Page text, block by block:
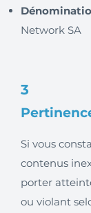
Network SA
3
Si vous
contenus
porter
ou violant